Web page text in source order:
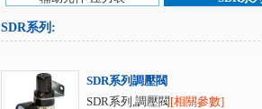
SDR系列 :
SDR系列調壓閥
SDR系列,調壓閥[相關參數]